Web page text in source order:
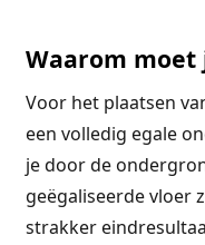
Waarom moet
Voor het plaatsen
een volledig egale
je door de
geëgaliseerde vloer
strakker